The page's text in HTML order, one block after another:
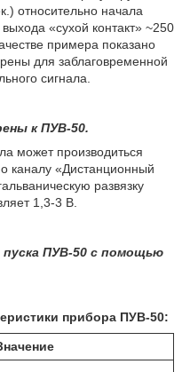
относительно начала
«сухой контакт» ~250
примера показано
для заблаговременной
сигнала.
к ПУВ-50.
может производиться
каналу «Дистанционный
развязку
1,3-3 В.
пуска ПУВ-50 с помощью
прибора ПУВ-50: